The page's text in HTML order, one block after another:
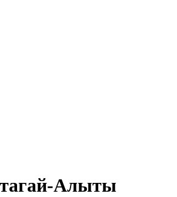
Алыты